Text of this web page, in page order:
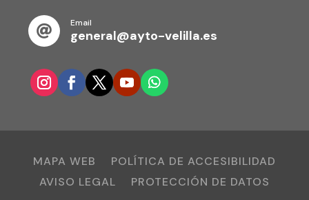

Email
general@ayto-velilla.es
MAPA WEB
POLÍTICA DE ACCESIBILIDAD
AVISO LEGAL
PROTECCIÓN DE DATOS